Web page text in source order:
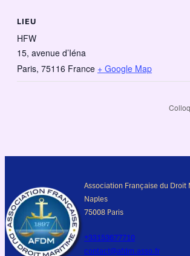
LIEU
HFW
15, avenue d’Iéna
Paris, 75116 France + Google Map
Association Française du Droit
Naples
75008 Paris
+33153677710
contact@afdm.asso.fr